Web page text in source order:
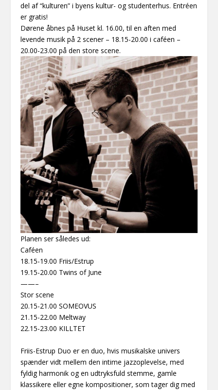
del af “kulturen” i byens kultur- og studenterhus. Entréen
er gratis!
Dørene åbnes på Huset kl. 16.00, til en aften med
levende musik på 2 scener – 18.15-20.00 i caféen –
20.00-23.00 på den store scene.
Planen ser således ud:
Caféen
18.15-19.00 Friis/Estrup
19.15-20.00 Twins of June
——–
Stor scene
20.15-21.00 SOMEOVUS
21.15-22.00 Meltway
22.15-23.00 KILLTET
Friis-Estrup Duo er en duo, hvis musikalske univers
spænder vidt mellem den intime jazzoplevelse, med
fyldig harmonik og en udtryksfuld stemme, gamle
klassikere eller egne kompositioner, som tager dig med